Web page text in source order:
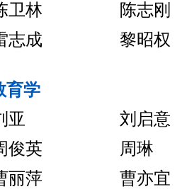
卫林
陈志刚
志成
黎昭权
育学
亚
刘启意
俊英
周琳
丽萍
曹亦宜